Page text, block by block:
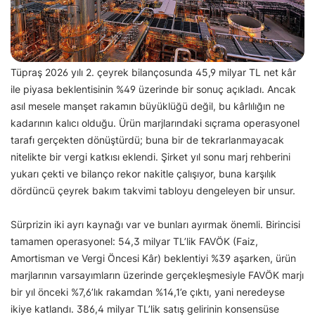
Tüpraş 2026 yılı 2. çeyrek bilançosunda 45,9 milyar TL net kâr
ile piyasa beklentisinin %49 üzerinde bir sonuç açıkladı. Ancak
asıl mesele manşet rakamın büyüklüğü değil, bu kârlılığın ne
kadarının kalıcı olduğu. Ürün marjlarındaki sıçrama operasyonel
tarafı gerçekten dönüştürdü; buna bir de tekrarlanmayacak
nitelikte bir vergi katkısı eklendi. Şirket yıl sonu marj rehberini
yukarı çekti ve bilanço rekor nakitle çalışıyor, buna karşılık
dördüncü çeyrek bakım takvimi tabloyu dengeleyen bir unsur.
Sürprizin iki ayrı kaynağı var ve bunları ayırmak önemli. Birincisi
tamamen operasyonel: 54,3 milyar TL’lik FAVÖK (Faiz,
Amortisman ve Vergi Öncesi Kâr) beklentiyi %39 aşarken, ürün
marjlarının varsayımların üzerinde gerçekleşmesiyle FAVÖK marjı
bir yıl önceki %7,6’lık rakamdan %14,1’e çıktı, yani neredeyse
ikiye katlandı. 386,4 milyar TL’lik satış gelirinin konsensüse